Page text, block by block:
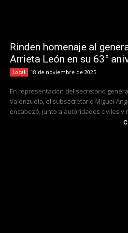
Rinden homenaje al
Arrieta León en su 63°
Local 18 de noviembre de 2025
En representación del secretario
Valenzuela, el subsecretario Miguel
encabezó, junto a autoridades civiles y